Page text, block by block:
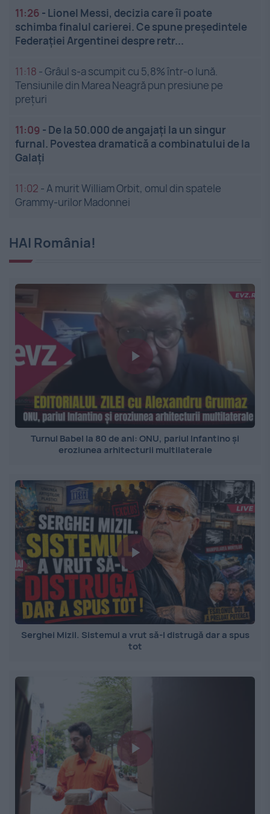
11:26 - Lionel Messi, decizia care îi poate
schimba finalul carierei. Ce spune președintele
Federației Argentinei despre retr...
11:18 -Grâul s-a scumpit cu 5,8% într-o lună.
Tensiunile din Marea Neagră pun presiune pe
prețuri
11:09 - De la 50.000 de angajați la un singur
furnal. Povestea dramatică a combinatului de la
Galați
11:02 -A murit William Orbit, omul din spatele
Grammy-urilor Madonnei
HAI România!
Turnul Babel la 80 de ani: ONU, pariul Infantino și
eroziunea arhitecturii multilaterale
Serghei Mizil. Sistemul a vrut să-l distrugă dar a spus
tot